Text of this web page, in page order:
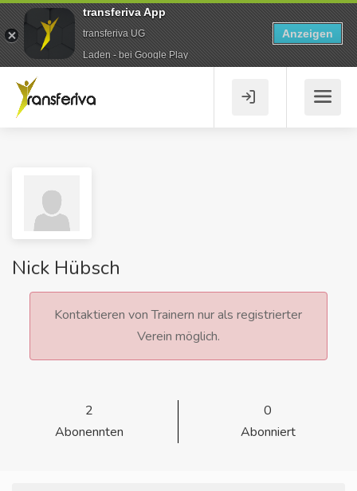
Nick Hübsch
Kontaktieren von Trainern nur als registrierter
Verein möglich.
2
Abonennten
0
Abonniert
transferiva App
transferiva UG
Laden - bei Google Play
Anzeigen